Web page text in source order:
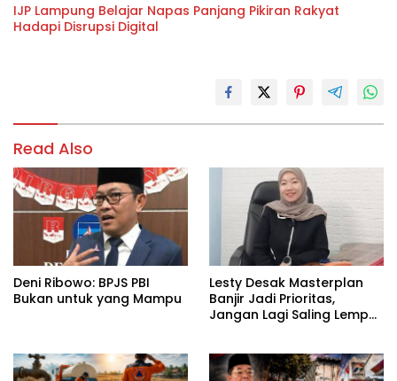
IJP Lampung Belajar Napas Panjang Pikiran Rakyat
Hadapi Disrupsi Digital
Read Also
Deni Ribowo: BPJS PBI
Bukan untuk yang Mampu
Lesty Desak Masterplan
Banjir Jadi Prioritas,
Jangan Lagi Saling Lempar